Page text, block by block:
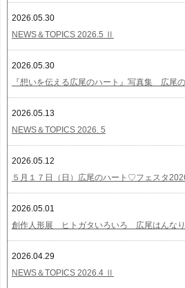
2026.05.30
NEWS＆TOPICS 2026.5 Ⅱ
2026.05.30
『想いを伝える広尾のハート』写真集 広尾
2026.05.13
NEWS＆TOPICS 2026. 5
2026.05.12
５月１７日（日）広尾のハート♡フェスタ
2026.05.01
創作人形展 ヒトガタいろいろ 広尾はんなり
2026.04.29
NEWS＆TOPICS 2026.4 Ⅱ